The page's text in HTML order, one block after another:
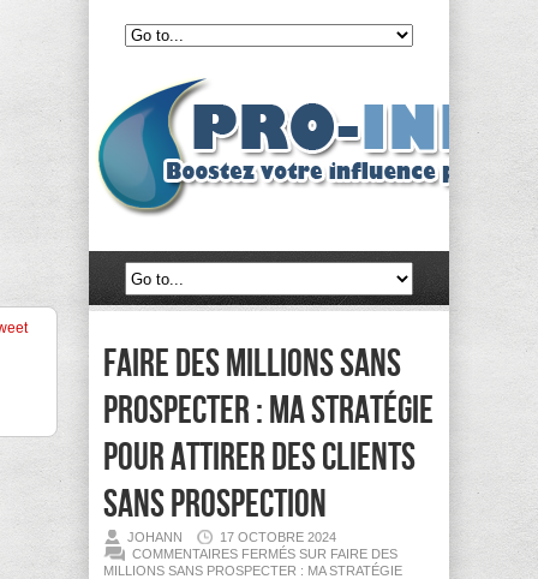
Faire des millions sans
prospecter : Ma stratégie
pour attirer des clients
sans prospection
JOHANN
17 OCTOBRE 2024
COMMENTAIRES FERMÉS SUR FAIRE DES
MILLIONS SANS PROSPECTER : MA STRATÉGIE